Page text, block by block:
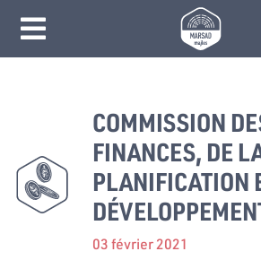
COMMISSION
FINANCES, DE
PLANIFICATION
03 février 2021